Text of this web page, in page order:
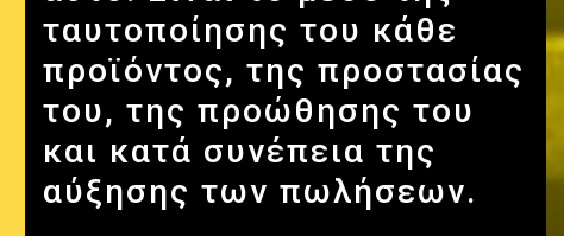
ταυτοποίησης του κάθε
προϊόντος, της προστασίας
του, της προώθησης του
και κατά συνέπεια της
αύξησης των πωλήσεων.